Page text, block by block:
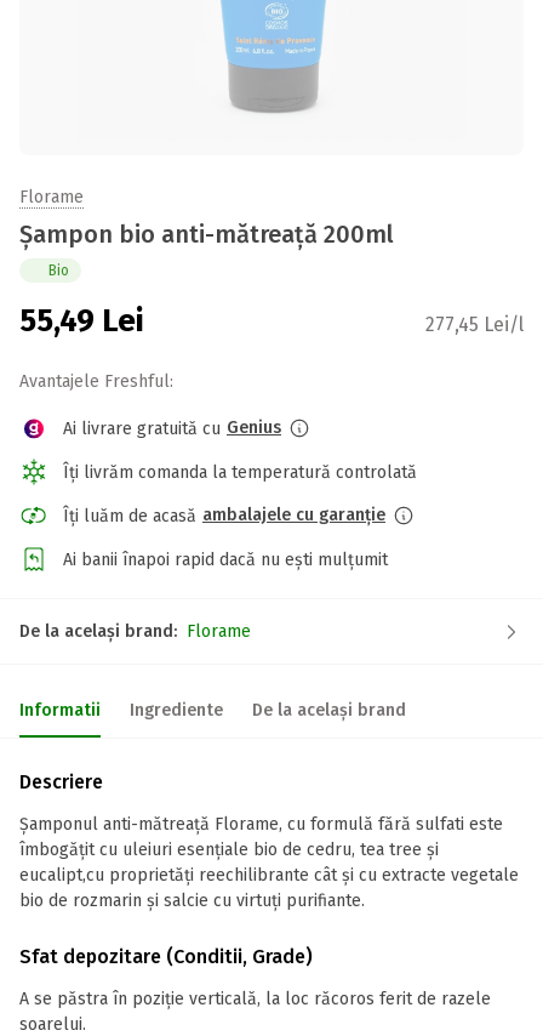
Florame
Șampon bio anti-mătreață 200ml
Bio
55,49 Lei 277,45 Lei/l
Avantajele Freshful:
Ai livrare gratuită cu Genius
Îți livrăm comanda la temperatură controlată
Îți luăm de acasă ambalajele cu garanție
Ai banii înapoi rapid dacă nu ești mulțumit
De la același brand: Florame
Informatii Ingrediente De la același brand
Descriere
Șamponul anti-mătreață Florame, cu formulă fără sulfati este
îmbogățit cu uleiuri esențiale bio de cedru, tea tree și
eucalipt,cu proprietăți reechilibrante cât și cu extracte vegetale
bio de rozmarin și salcie cu virtuți purifiante.
Sfat depozitare (Conditii, Grade)
A se păstra în poziție verticală, la loc răcoros ferit de razele
soarelui.